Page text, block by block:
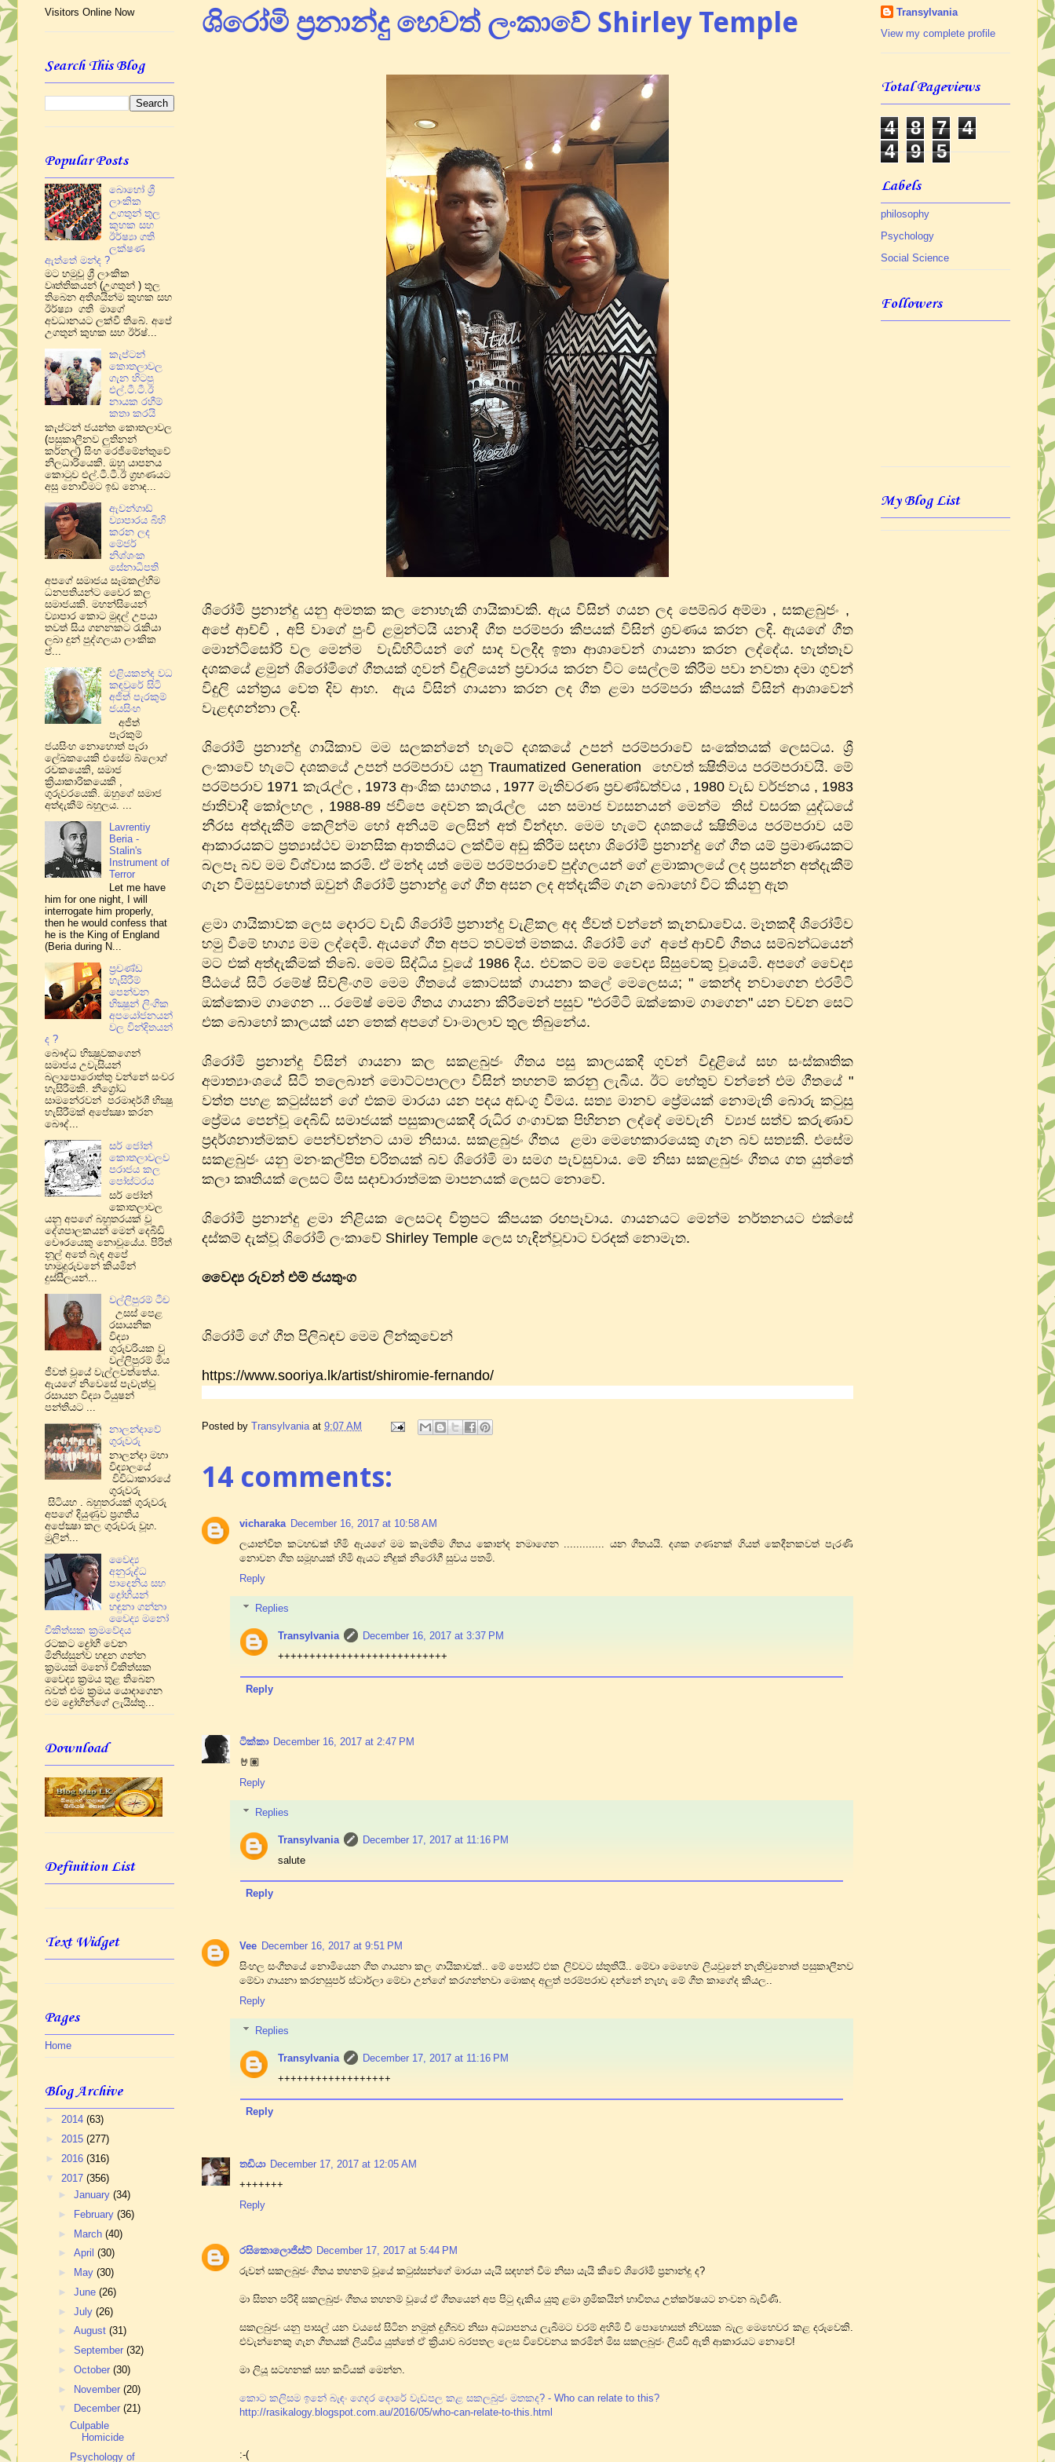
ශිරෝමි ප්‍රනාන්දු හෙවත් ලංකාවේ Shirley Temple
ශිරෝමි ප්‍රනාන්දු යනු අමතක කල නොහැකි ගායිකාවකි. ඇය විසින් ගයන ලද පෙම්බර අම්මා , සකළබුජං ,
අපේ ආච්චි , අපි වාගේ පුංචි ළමුන්ටයි යනාදී ගීත පරම්පරා කීපයක් විසින් ශ්‍රවණය කරන ලදි. ඇයගේ ගීත
මොන්ටිසෝරි වල මෙන්ම වැඩිහිටියන් ගේ සාද වලදීද ඉතා ආශාවෙන් ගායනා කරන ලද්දේය​. හැත්තෑව
දශකයේ ළමුන් ශිරෝමිගේ ගීතයක් ගුවන් විදුලියෙන් ප්‍රචාරය කරන විට සෙල්ලම් කිරීම පවා නවතා දමා ගුවන්
විදුලි යන්ත්‍රය වෙත දිව ආහ​. ඇය විසින් ගායනා කරන ලද ගීත ළමා පරම්පරා කීපයක් විසින් ආශාවෙන්
වැළඳගන්නා ලදි.
ශිරෝමි ප්‍රනාන්දු ගායිකාව මම සලකන්නේ හැටේ දශකයේ උපන් පරම්පරාවේ සංකේතයක් ලෙසටය​. ශ්‍රී
ලංකාවේ හැටේ දශකයේ උපන් පරම්පරාව යනු Traumatized Generation හෙවත් ක්‍ෂිතිමය පරම්පරාවයි. මේ
පරම්පරාව 1971 කැරැල්ල , 1973 ආංශික සාගතය , 1977 මැතිවරණ ප්‍රචණ්ඩත්වය , 1980 වැඩ වර්ජනය , 1983
ජාතිවාදී කෝලහල , 1988-89 ජවිපෙ දෙවන කැරැල්ල යන සමාජ ව්‍යසනයන් මෙන්ම තිස් වසරක යුද්ධයේ
නීරස අත්දැකීම් කෙලින්ම හෝ අනියම් ලෙසින් අත් වින්දහ​. මෙම හැටේ දශකයේ ක්‍ෂිතිමය පරම්පරාව යම්
ආකාරයකට ප්‍රත්‍යාස්ථව මානසික ආතතියට ලක්වීම අඩු කිරීම සඳහා ශිරෝමි ප්‍රනාන්දු ගේ ගීත යම් ප්‍රමාණයකට
බලපෑ බව මම විශ්වාස කරමි. ඒ මන්ද යත් මෙම පරම්පරාවේ පුද්ගලයන් ගේ ළමාකාලයේ ලද ප්‍රසන්න අත්දැකීම්
ගැන විමසුවහොත් ඔවුන් ශිරෝමි ප්‍රනාන්දු ගේ ගීත අසන ලද අත්දැකීම ගැන බොහෝ විට කියනු ඇත
ළමා ගායිකාවක ලෙස දොරට වැඩි ශිරෝමි ප්‍රනාන්දු වැළිකල අද ජීවත් වන්නේ කැනඩාවේය​. මෑතකදී ශිරෝමිව
හමු වීමේ භාග්‍ය මම ලද්දෙමි. ඇයගේ ගීත අපට තවමත් මතකය​. ශිරෝමි ගේ අපේ ආච්චි ගීතය සම්බන්ධයෙන්
මට එක් අත්දැකීමක් තිබේ. මෙම සිද්ධිය වූයේ 1986 දීය​. එවකට මම වෛද්‍ය සිසුවෙකු වූයෙමි. අපගේ වෛද්‍ය
පීඨයේ සිටි රමේෂ් සිවලිංගම් මෙම ගීතයේ කොටසක් ගායනා කලේ මෙලෙසය​; " කෙන්ද නවාගෙන එරමිටි
ඔක්කොම ගාගෙන ... රමේෂ් මෙම ගීතය ගායනා කිරීමෙන් පසුව "එරමිටි ඔක්කොම ගාගෙන" යන වචන සෙට්
එක බොහෝ කාලයක් යන තෙක් අපගේ වාංමාලාව තුල තිබුනේය​.
ශිරෝමි ප්‍රනාන්දු විසින් ගායනා කල සකළබුජං ගීතය පසු කාලයකදී ගුවන් විදුළියේ සහ සංස්කෘතික
අමාත්‍යාංශයේ සිටි තලෙබාන් මොට්ටපාලලා විසින් තහනම් කරනු ලැබීය​. ඊට හේතුව වන්නේ එම ගීතයේ "
වත්ත පහළ කටුස්සන් ගේ එකම මාරයා යන පදය අඩංගු වීමය​. සත්‍ය මානව ප්‍රේමයක් නොමැති බොරු කටුසු
ප්‍රේමය පෙන්වූ දෙබිඩි සමාජයක් පසුකාලයකදී රුධිර ගංගාවක පිහිනන ලද්දේ මෙවැනි ව්‍යාජ සත්ව කරුණාව
ප්‍රදර්ශනාත්මකව පෙන්වන්නට යාම නිසාය​. සකළබුජං ගීතය ළමා මෙහෙකාරයෙකු ගැන බව සත්‍යකි. එසේම
සකළබුජං යනු මනංකල්පිත චරිතයක් බව ශිරෝමි මා සමග පැවසුවාය​. මේ නිසා සකළබුජං ගීතය ගත යුත්තේ
කලා කෘතියක් ලෙසට මිස සදාචාරාත්මක මාපනයක් ලෙසට නොවේ.
ශිරෝමි ප්‍රනාන්දු ළමා නිළියක ලෙසටද චිත්‍රපට කීපයක රඟපෑවාය​. ගායනයට මෙන්ම නර්තනයට එක්සේ
දස්කම් දැක්වූ ශිරෝමි ලංකාවේ Shirley Temple ලෙස හැඳින්වූවාට වරදක් නොමැත​.
වෛද්‍ය රුවන් එම් ජයතුංග
ශිරෝමි ගේ ගීත පිලිබඳව මෙම ලින්කුවෙන්
https://www.sooriya.lk/artist/shiromie-fernando/
Posted by Transylvania at 9:07 AM
14 comments:
vicharaka December 16, 2017 at 10:58 AM
ලයාන්විත කටහඬක් හිමි ඇයගේ මම කැමතිම ගීතය කොන්ද නමාගෙන ............. යන ගීතයයි. දශක ගණනක් ගියත් කෙදීනකවත් පැරණි
නොවන ගීත සමූහයක් හිමි ඇයට නිදුක් නිරෝගී සුවය පතමි.
Reply
Replies
Transylvania
December 16, 2017 at 3:37 PM
+++++++++++++++++++++++++++
Reply
ටික්කා December 16, 2017 at 2:47 PM
🤘🏽
Reply
Replies
Transylvania
December 17, 2017 at 11:16 PM
salute
Reply
Vee December 16, 2017 at 9:51 PM
සිංහල සංගීතයේ නොමියෙන ගීත ගායනා කල ගායිකාවක්.. මේ පොස්ට් එක ලිව්වට ස්තුතියි.. මේවා මෙහෙම ලියවුනේ නැතිවුනොත් පසුකාලීනව
මේවා ගායනා කරනසුපර් ස්ටාර්ලා මේවා උන්ගේ කරගන්නවා මොකද අලුත් පරම්පරාව දන්නේ නැහැ මේ ගීත කාගේද කියල..
Reply
Replies
Transylvania
December 17, 2017 at 11:16 PM
++++++++++++++++++
Reply
තඩියා December 17, 2017 at 12:05 AM
+++++++
Reply
රසිකොලොජිස්ට් December 17, 2017 at 5:44 PM
රුවන් සකලබුජං ගීතය තහනම් වූයේ කටුස්සන්ගේ මාරයා යැයි සඳහන් වීම නිසා යැයි කීවේ ශිරෝමී ප්‍රනාන්දු ද?
මා සිතන පරිදි සකලබුජං ගීතය තහනම් වූයේ ඒ ගීතයෙන් අප පිටු දැකිය යුතු ළමා ශ්‍රමිකයින් භාවිතය උත්කර්ෂයට නංවන බැවිණි.
සකලබුජං යනු පාසල් යන වයසේ සිටින නමුත් දුගීබව නිසා අධ්‍යාපනය ලැබීමට වරම් අහිමි වී පොහොසත් නිවසක බැල මෙහෙවර කළ දරුවෙකි.
එවැන්නෙකු ගැන ගීතයක් ලියවිය යුත්තේ ඒ ක්‍රියාව බරපතල ලෙස විවේචනය කරමින් මිස සකලබුජං ලියවී ඇති ආකාරයට නොවේ!
මා ලියූ සටහනක් සහ කවියක් මෙන්න.
කොට කලිසම ඉනේ බැඳං ගෙදර දොරේ වැඩපල කළ සකලබුජං මතකද? - Who can relate to this?
http://rasikalogy.blogspot.com.au/2016/05/who-can-relate-to-this.html
:-(
Visitors Online Now
Search This Blog
Popular Posts
බොහෝ ශ්‍රී
ලාංකික
උගතුන් තුල
කුහක සහ
ඊර්ෂ්‍යා ගති
ලක්ෂණ
ඇත්තේ මන්ද ?
මට හමුවූ ශ්‍රී ලාංකික
වෘත්තිකයන් (උගතුන් ) තුල
තිබෙන අතිශයින්ම කුහක සහ
ඊර්ෂ්‍යා ගති මාගේ
අවධානයට ලක්වී තිබේ. අපේ
උගතුන් කුහක සහ ඊර්ෂ්...
කැප්ටන්
කොතලාවල
ගැන හිටපු
එල්.ටී.ටී.ඊ
නායක රහීම්
කතා කරයි
කැප්ටන් ජයන්ත කොතලාවල
(පසුකාලීනව ලුතිනන්
කර්නල්) සිංහ රෙජිමේන්තුවේ
නිලධාරියෙකි. ඔහු යාපනය
කොටුව එල්.ටී.ටී.ඊ ග්‍රහණයට
අසු නොවීමට ඉඩ නොද...
ඇවන්ගාඩ්
ව්‍යාපාරය බිහි
කරන ලද
මේජර්
නිශ්ශංක
සේනාධිපති
අපගේ සමාජය සෑමකල්හිම
ධනපතියන්ට වෛර කල
සමාජයකි. මහන්සියෙන්
ව්‍යාපාර කොට මුදල් උපයා
තවත් සිය ගනනකට රැකියා
ලබා දුන් පුද්ගලයා ලාංකික
ප්...
එළියකන්ද වධ
කඳවුරේ සිටි
අජිත් පැරකුම්
ජයසිංහ
අජිත්
පැරකුම්
ජයසිංහ නොහොත් පැරා
ලේඛකයෙකි එසේම බ්ලොග්
රචකයෙකි, සමාජ
ක්‍රියාකාරිකයෙකි ,
ගුරුවරයෙකි. ඔහුගේ සමාජ
අත්දැකීම් බහුලය​. ...
Lavrentiy
Beria -
Stalin's
Instrument of
Terror
Let me have
him for one night, I will
interrogate him properly,
then he would confess that
he is the King of England
(Beria during N...
ප්‍රචණ්ඩ
හැසිරීම්
පෙන්වන
භික්‍ෂූන් ලිංගික
අපයෝජනයන්
වල වින්දිතයන්
ද ?
බෞද්ධ භික්‍ෂුවකගෙන්
සමාජය උවැසියන්
බලාපොරොත්තු වන්නේ සංවර
හැසිරීමකි. නීග්‍රෝධ
සාමනේරවන් පරමාදර්ශී භික්‍ෂු
හැසිරීමක් අපේක්‍ෂා කරන
බෞද්...
සර් ජෝන්
කොතලාවලව
පරාජය කල
පෝස්ටරය
සර් ජෝන්
කොතලාවල
යනු අපගේ බහුතරයක් වූ
දේශපාලකයන් මෙන් දෙබිඩි
චෞරයෙකු නොවූයේය​. පිරිත්
නූල් අතේ බැඳ අපේ
හාමුදුරුවනේ කියමින්
දුස්සීලයන්...
වල්ලිපුරම් ටීච
උසස් පෙළ
රසායනික
විද්‍යා
ගුරුවරියක වූ
වල්ලිපුරම් මිය
ජීවත් වූයේ වැල්ලවත්තේය​.
ඇයගේ නිවෙසේ පැවැත්වූ
රසායන විද්‍යා ටියුෂන්
පන්තියට ...
නාලන්දාවේ
ගුරුවරු
නාලන්දා මහා
විද්‍යාලයේ
විවිධාකාරයේ
ගුරුවරු
සිටියහ ​. බහුතරයක් ගුරුවරු
අපගේ දියුණුව ප්‍රගතිය
අපේක්‍ෂා කල ගුරුවරු වූහ​.
මුලින්...
වෛද්‍ය
අනුරුද්ධ
පාදෙනිය සහ
ද්‍රෝහියන්
හඳුනා ගන්නා
වෛද්‍ය මනෝ
චිකිත්සක ක්‍රමවේදය
රටකට ද්‍රෝහී වෙන
මිනිස්සුන්ව හඳුන ගන්න
ක‍්‍රමයක් මනෝ චිකිත්සක
වෛද්‍ය ක‍්‍රමය තුළ තිබෙන
බවත් එම ක්‍රමය යොදාගෙන
එම ද්‍රෝහීන්ගේ ලැයිස්තු...
Download
Definition List
Text Widget
Pages
Home
Blog Archive
► 2014 (63)
► 2015 (277)
► 2016 (316)
▼ 2017 (356)
► January (34)
►
February (36)
► March (40)
► April (30)
►
May (30)
► June (26)
► July (26)
► August (31)
► September (32)
► October (30)
► November (20)
▼
December (21)
Culpable
Homicide
Psychology of
Transylvania
View my complete profile
Total Pageviews
4 8 7
4
4
9 5
Labels
philosophy
Psychology
Social Science
Followers
My Blog List